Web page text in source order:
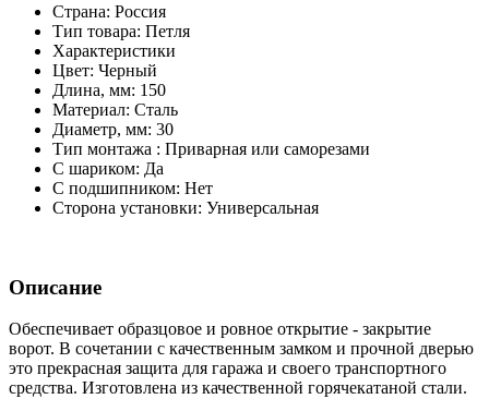
Страна: Россия
Тип товара: Петля
Характеристики
Цвет: Черный
Длина, мм: 150
Материал: Сталь
Диаметр, мм: 30
Тип монтажа : Приварная или саморезами
С шариком: Да
С подшипником: Нет
Сторона установки: Универсальная
Описание
Обеспечивает образцовое и ровное открытие - закрытие
ворот. В сочетании с качественным замком и прочной дверью
это прекрасная защита для гаража и своего транспортного
средства. Изготовлена из качественной горячекатаной стали.